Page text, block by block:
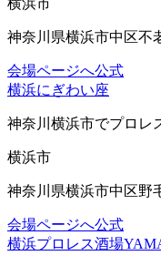
神奈川県横浜市中区不
会場ページへ公式
横浜にぎわい座
神奈川横浜市でプロレ
横浜市
神奈川県横浜市中区野
会場ページへ公式
横浜プロレス酒場